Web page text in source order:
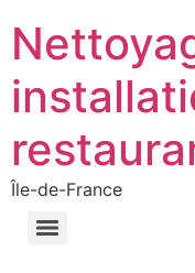
Île-de-France